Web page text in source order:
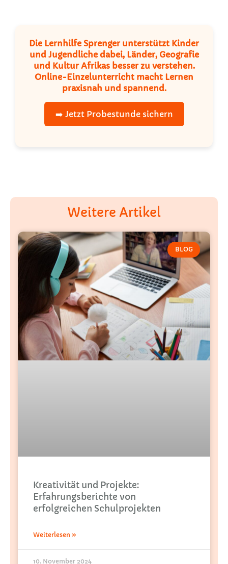
Die Lernhilfe Sprenger unterstützt Kinder
und Jugendliche dabei, Länder, Geografie
und Kultur Afrikas besser zu verstehen.
Online-Einzelunterricht macht Lernen
praxisnah und spannend.
➡️ Jetzt Probestunde sichern
Weitere Artikel
BLOG
Kreativität und Projekte:
Erfahrungsberichte von
erfolgreichen Schulprojekten
Weiterlesen »
10. November 2024